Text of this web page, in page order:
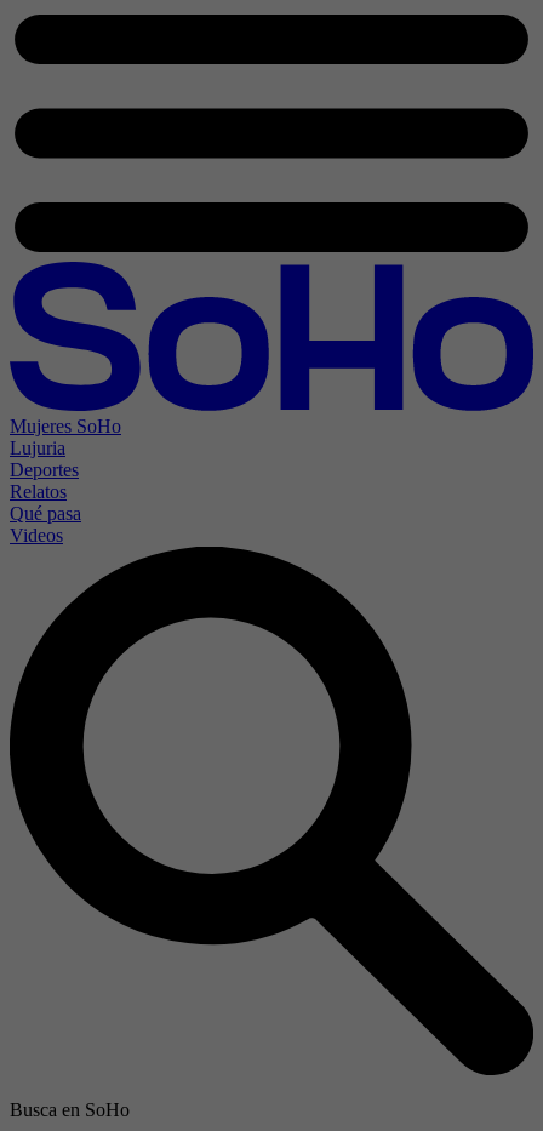
Mujeres SoHo
Lujuria
Deportes
Relatos
Qué pasa
Videos
Busca en SoHo